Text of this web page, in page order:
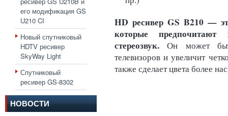
его модификация GS
U210 CI
Новый спутниковый
HDTV ресивер
SkyWay Light
Спутниковый
ресивер GS-8302
НОВОСТИ
HD ресивер GS B210 —
которые
стереозвук.Он может
телевизоров и увеличит
также сделает цвета более